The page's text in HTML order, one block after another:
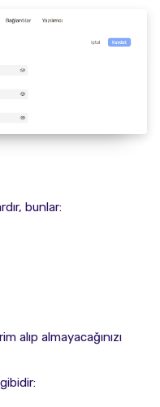
bunlar:
alıp almayacağınızı